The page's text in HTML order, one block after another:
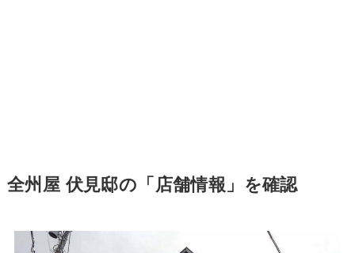
全州屋 伏見邸の「店舗情報」を確認